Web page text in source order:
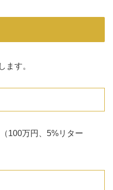
ます。
100万円、5%リター